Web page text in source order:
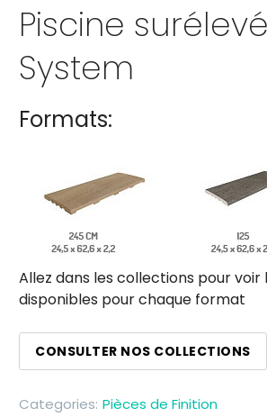
Piscine
System
Formats:
Allez dans les collections pour voir
disponibles pour chaque format
CONSULTER NOS COLLECTIONS
Categories: Pièces de Finition